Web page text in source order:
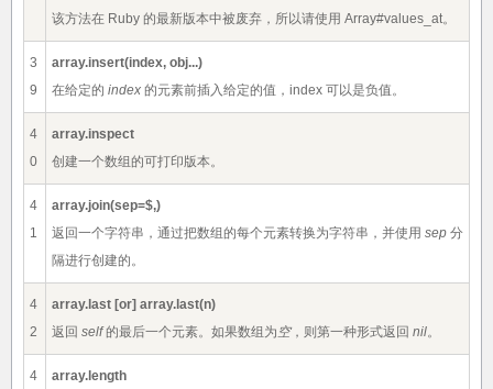
该方法在 Ruby 的最新版本中被废弃，所以请使用 Array#values_at。
3
9
array.insert(index, obj...)
在给定的 index 的元素前插入给定的值，index 可以是负值。
4
0
array.inspect
创建一个数组的可打印版本。
4
1
array.join(sep=$,)
返回一个字符串，通过把数组的每个元素转换为字符串，并使用 sep 分
隔进行创建的。
4
2
array.last [or] array.last(n)
返回 self的最后一个元素。如果数组为 空，则第一种形式返回 nil。
4
array.length